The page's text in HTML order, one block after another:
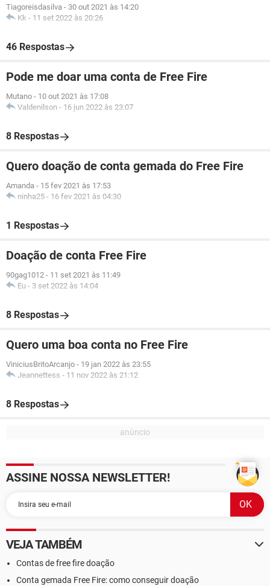
Tiagoreisdasilva - 30 out 2021 às 14:20
Kk - 11 set 2022 às 20:26
46 Respostas
Pode me doar uma conta de Free Fire
Mutano - 10 out 2021 às 17:08
Valdenilson - 16 jun 2022 às 23:07
8 Respostas
Quero doação de conta gemada do Free Fire
Amanda - 15 fev 2021 às 17:53
ninha25 - 16 fev 2021 às 04:30
1 Respostas
Doação de conta Free Fire
90gag1012 - 11 set 2021 às 11:49
Eu - 3 set 2022 às 14:04
8 Respostas
Quero uma boa conta no Free Fire
ViniciusBritoArcanjo - 19 jan 2022 às 23:55
Jeannettess - 11 nov 2022 às 21:12
8 Respostas
ASSINE NOSSA NEWSLETTER!
VEJA TAMBÉM
Contas de free fire doação
Conta gemada Free Fire: como conseguir doação